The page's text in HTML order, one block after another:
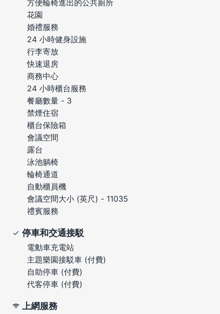
方便輪椅進出的公共廁所
花園
婚禮服務
24 小時健身設施
行李寄放
快速退房
商務中心
24 小時櫃台服務
餐廳數量 - 3
禁煙住宿
櫃台保險箱
會議空間
露台
泳池躺椅
輪椅通道
自動櫃員機
會議空間大小 (英尺) - 11035
禮賓服務
停車和交通接駁
電動車充電站
主題樂園接駁車 (付費)
自助停車 (付費)
代客停車 (付費)
上網服務